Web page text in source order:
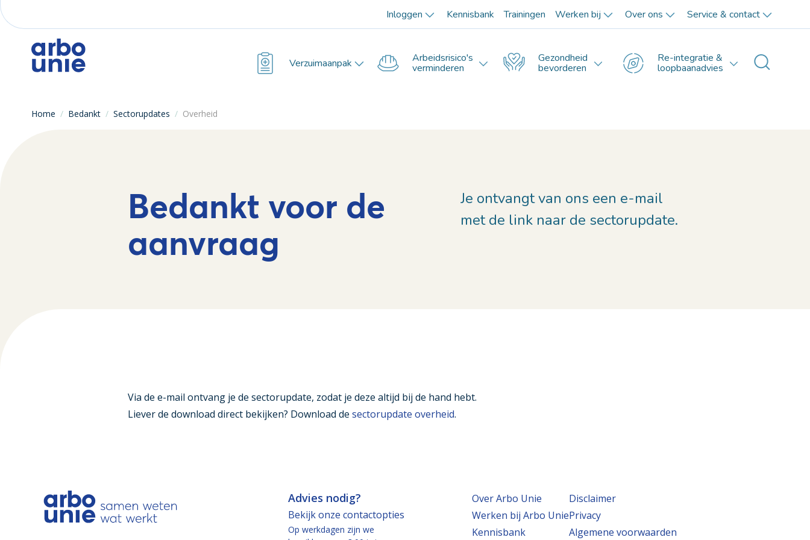
Inloggen Kennisbank Trainingen Werken bij Over ons Service & contact
Verzuimaanpak Arbeidsrisico's
verminderen
Gezondheid
bevorderen
Re-integratie &
loopbaanadvies
Home / Bedankt / Sectorupdates / Overheid
Bedankt voor de
aanvraag
Je ontvangt van ons een e-mail
met de link naar de sectorupdate.
Via de e-mail ontvang je de sectorupdate, zodat je deze altijd bij de hand hebt.
Liever de download direct bekijken? Download de sectorupdate overheid.
Advies nodig?
Bekijk onze contactopties
Op werkdagen zijn we
Over Arbo Unie
Werken bij Arbo Unie
Kennisbank
Disclaimer
Privacy
Algemene voorwaarden